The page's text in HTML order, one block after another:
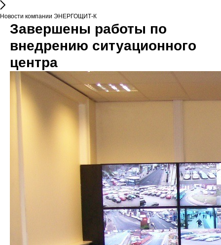
Новости компании ЭНЕРГОЩИТ-К
Завершены работы по
внедрению ситуационного
центра